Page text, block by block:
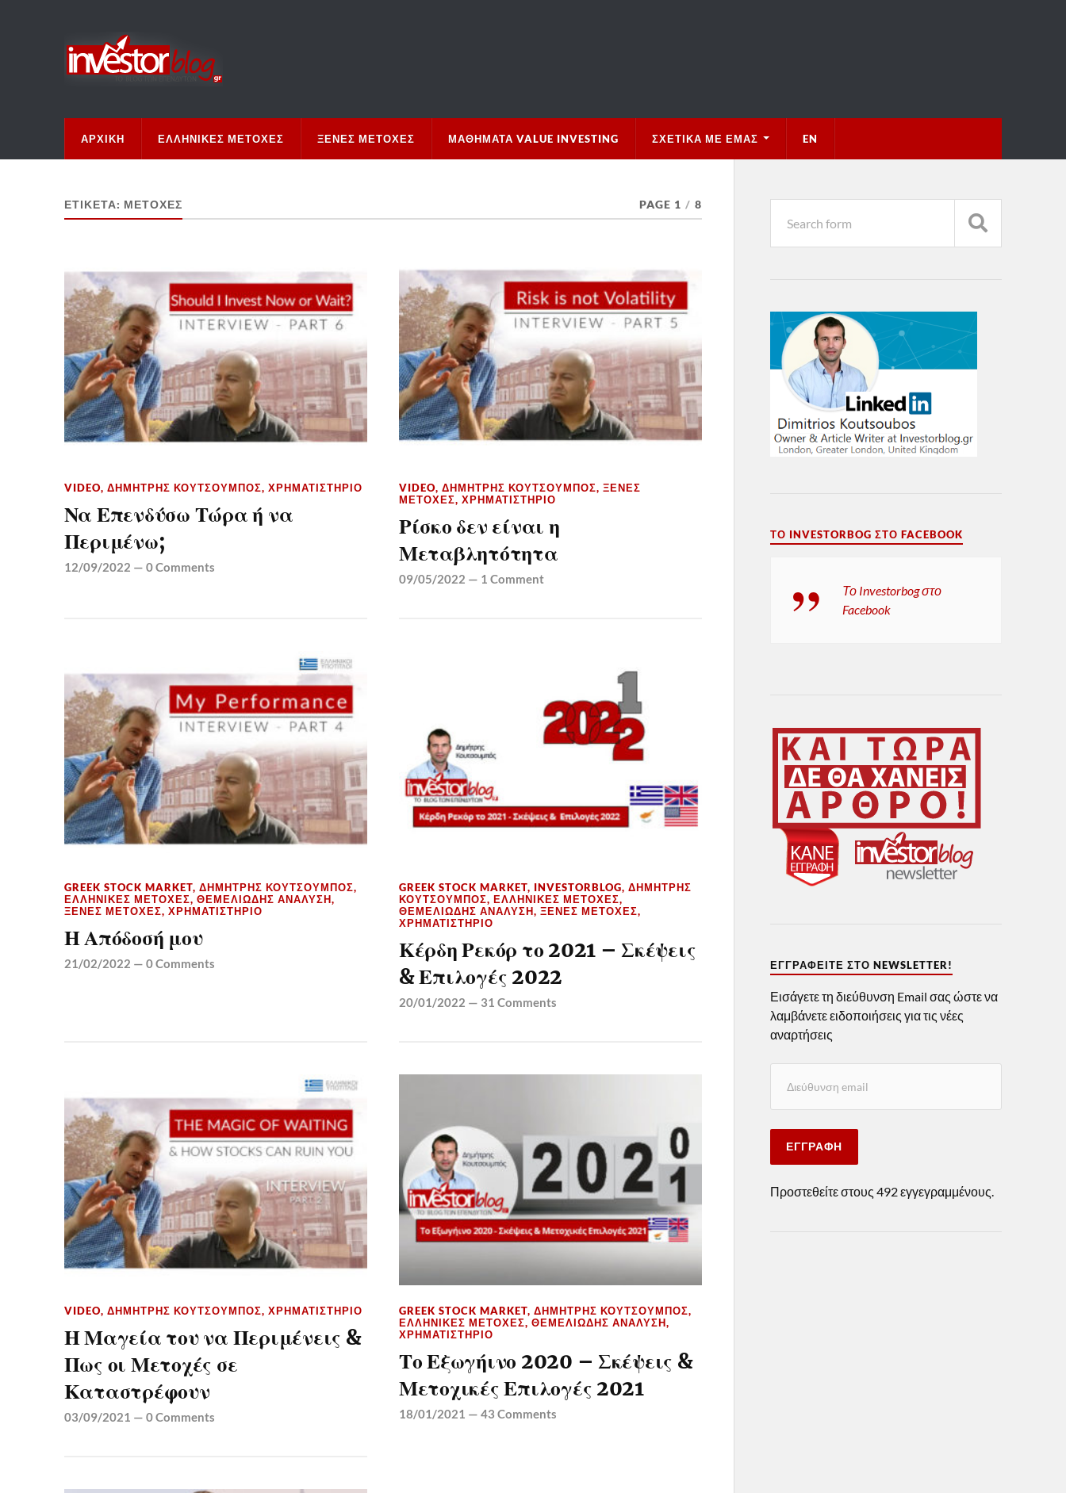
ΑΡΧΙΚΉ ΕΛΛΗΝΙΚΈΣ ΜΕΤΟΧΈΣ ΞΈΝΕΣ ΜΕΤΟΧΈΣ ΜΑΘΉΜΑΤΑ VALUE INVESTING ΣΧΕΤΙΚΆ ΜΕ ΕΜΆΣ EN
ΕΤΙΚΈΤΑ: ΜΕΤΟΧΈΣ PAGE 1 / 8
VIDEO, ΔΗΜΉΤΡΗΣ ΚΟΥΤΣΟΥΜΠΌΣ, ΧΡΗΜΑΤΙΣΤΉΡΙΟ
Να Επενδύσω Τώρα ή να
Περιμένω;
12/09/2022 — 0 Comments
VIDEO, ΔΗΜΉΤΡΗΣ ΚΟΥΤΣΟΥΜΠΌΣ, ΞΈΝΕΣ
ΜΕΤΟΧΈΣ, ΧΡΗΜΑΤΙΣΤΉΡΙΟ
Ρίσκο δεν είναι η
Μεταβλητότητα
09/05/2022 — 1 Comment
GREEK STOCK MARKET, ΔΗΜΉΤΡΗΣ ΚΟΥΤΣΟΥΜΠΌΣ,
ΕΛΛΗΝΙΚΈΣ ΜΕΤΟΧΈΣ, ΘΕΜΕΛΙΏΔΗΣ ΑΝΆΛΥΣΗ,
ΞΈΝΕΣ ΜΕΤΟΧΈΣ, ΧΡΗΜΑΤΙΣΤΉΡΙΟ
Η Απόδοσή μου
21/02/2022 — 0 Comments
GREEK STOCK MARKET, INVESTORBLOG, ΔΗΜΉΤΡΗΣ
ΚΟΥΤΣΟΥΜΠΌΣ, ΕΛΛΗΝΙΚΈΣ ΜΕΤΟΧΈΣ,
ΘΕΜΕΛΙΏΔΗΣ ΑΝΆΛΥΣΗ, ΞΈΝΕΣ ΜΕΤΟΧΈΣ,
ΧΡΗΜΑΤΙΣΤΉΡΙΟ
Κέρδη Ρεκόρ το 2021 – Σκέψεις
& Επιλογές 2022
20/01/2022 — 31 Comments
VIDEO, ΔΗΜΉΤΡΗΣ ΚΟΥΤΣΟΥΜΠΌΣ, ΧΡΗΜΑΤΙΣΤΉΡΙΟ
Η Μαγεία του να Περιμένεις &
Πως οι Μετοχές σε
Καταστρέφουν
03/09/2021 — 0 Comments
GREEK STOCK MARKET, ΔΗΜΉΤΡΗΣ ΚΟΥΤΣΟΥΜΠΌΣ,
ΕΛΛΗΝΙΚΈΣ ΜΕΤΟΧΈΣ, ΘΕΜΕΛΙΏΔΗΣ ΑΝΆΛΥΣΗ,
ΧΡΗΜΑΤΙΣΤΉΡΙΟ
Το Εξωγήινο 2020 – Σκέψεις &
Μετοχικές Επιλογές 2021
18/01/2021 — 43 Comments
ΤΟ INVESTORBOG ΣΤΟ FACEBOOK
Το Investorbog στο
Facebook
ΕΓΓΡΑΦΕΊΤΕ ΣΤΟ NEWSLETTER!
Εισάγετε τη διεύθυνση Email σας ώστε να
λαμβάνετε ειδοποιήσεις για τις νέες
αναρτήσεις
ΕΓΓΡΑΦΉ
Προστεθείτε στους 492 εγγεγραμμένους.